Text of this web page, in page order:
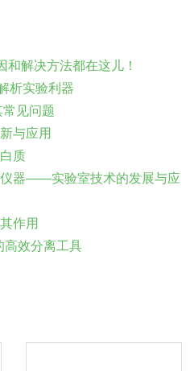
和解决方法都在这儿！
析实验利器
见问题
与应用
质
仪器——实验室技术的发展与应
作用
高效分离工具